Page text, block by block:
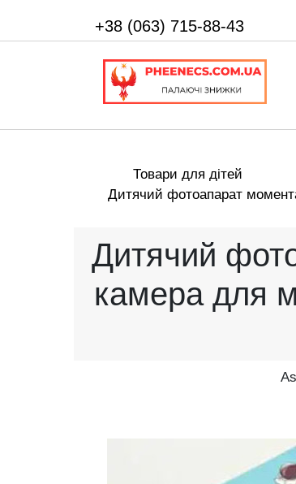
+38 (063) 715-88-43
Товари для дітей
Дитячий фотоапарат
Дитячий
камера для